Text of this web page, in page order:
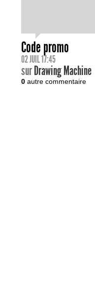
Code promo
02 JUIL 17:45
sur Drawing Machine
0autre commentaire